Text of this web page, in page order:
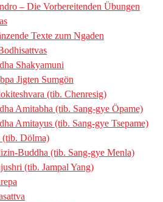
– Die Vorbereitenden Übungen
Texte zum Ngaden
Shakyamuni
Jigten Sumgön
(tib. Chenresig)
Amitabha (tib. Sang-gye Öpame)
Amitayus (tib. Sang-gye Tsepame)
(tib. Dölma)
Buddha (tib. Sang-gye Menla)
(tib. Jampal Yang)